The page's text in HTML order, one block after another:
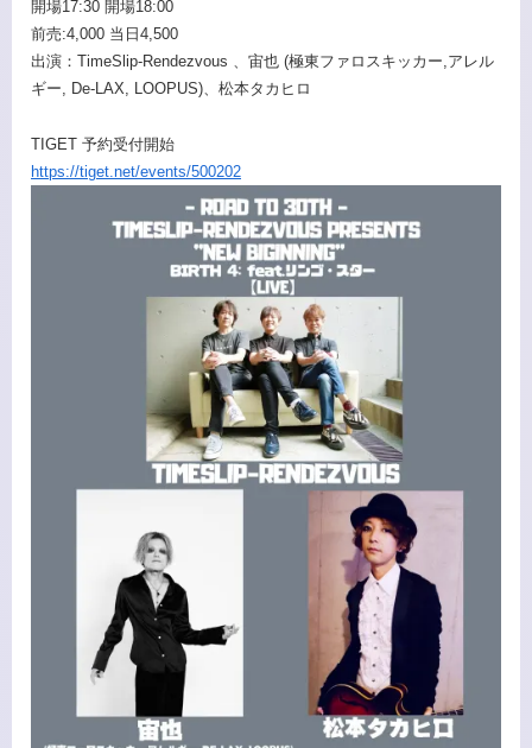
開場17:30 開場18:00
前売:4,000 当日4,500
出演：TimeSlip-Rendezvous 、宙也 (極東ファロスキッカー,アレル
ギー, De-LAX, LOOPUS)、松本タカヒロ
TIGET 予約受付開始
https://tiget.net/events/500202